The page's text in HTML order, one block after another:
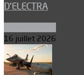
D’ELECTRA
16 juillet 2026